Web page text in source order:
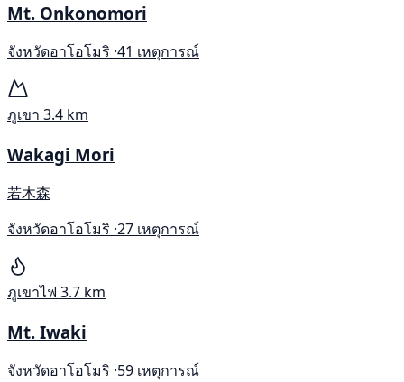
Mt. Onkonomori
จังหวัดอาโอโมริ ·41 เหตุการณ์
ภูเขา 3.4 km
Wakagi Mori
若木森
จังหวัดอาโอโมริ ·27 เหตุการณ์
ภูเขาไฟ 3.7 km
Mt. Iwaki
จังหวัดอาโอโมริ ·59 เหตุการณ์